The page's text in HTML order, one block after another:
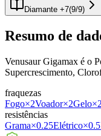
Diamante +7(9/9)
Resumo de
Venusaur Gigamax é o
Supercrescimento,
fraquezas
Fogo×2Voador×2Gelo×2
resistências
Grama×0.25Elétrico×0.5